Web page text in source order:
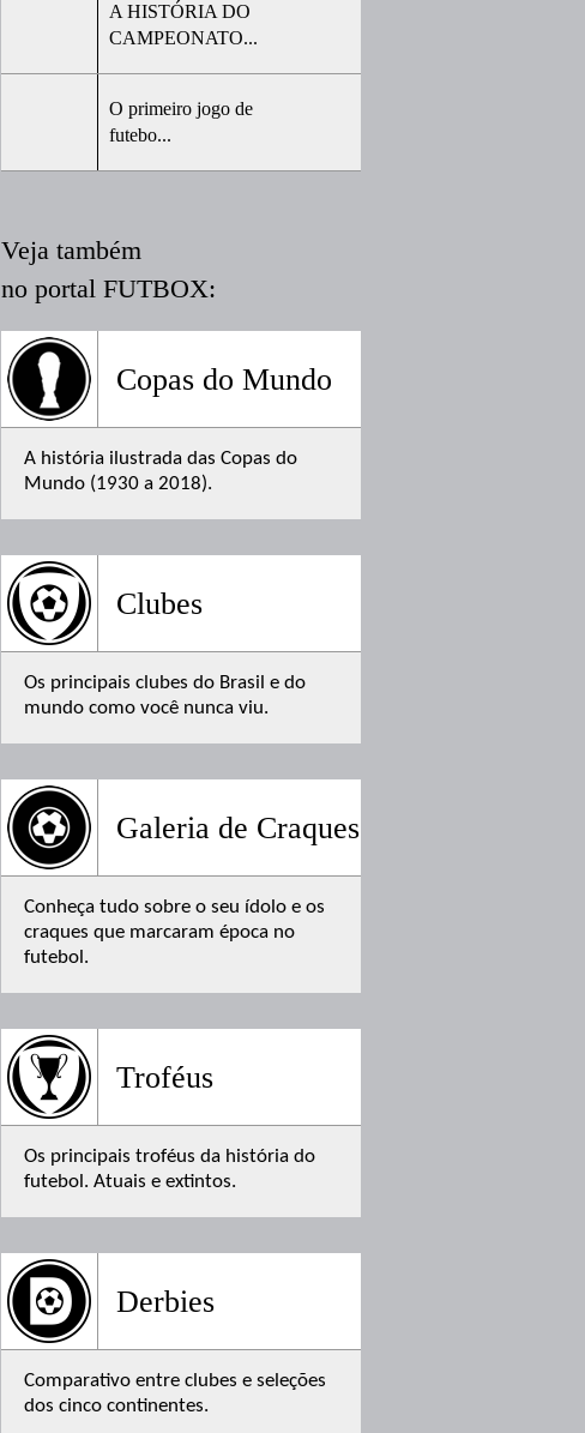
A HISTÓRIA DO
CAMPEONATO...
O primeiro jogo de
futebo...
Veja também
no portal FUTBOX:
Copas do Mundo
A história ilustrada das Copas do
Mundo (1930 a 2018).
Clubes
Os principais clubes do Brasil e do
mundo como você nunca viu.
Galeria de Craques
Conheça tudo sobre o seu ídolo e os
craques que marcaram época no
futebol.
Troféus
Os principais troféus da história do
futebol. Atuais e extintos.
Derbies
Comparativo entre clubes e seleções
dos cinco continentes.